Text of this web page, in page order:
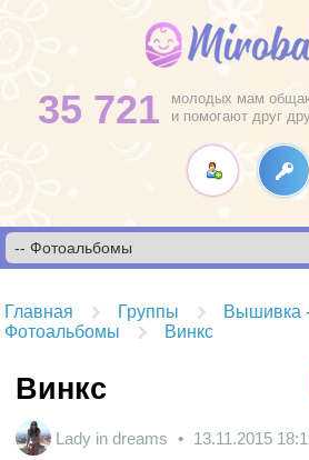
35 721
молодых мам
и помогают друг
Главная Группы
Вышивка
Фотоальбомы
Винкс
Винкс
Lady in dreams 13.11.2015